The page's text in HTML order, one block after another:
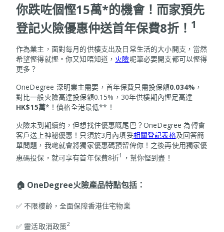
你跌咗個慳15萬*的機會！而家預先
登記火險優惠仲送首年保費8折！ 1
作為業主，面對每月的供樓支出及日常生活的大小開支，當然
希望慳得就慳。你又知唔知道， 火險呢筆必要開支都可以慳得
更多？
OneDegree 深明業主需要，首年保費只需投保額0.034% ，
對比一般火險高達投保額0.15%，30年供樓期內慳足高達
HK$15萬*！價格全港最低**！
火險未到期續約，但想找住優惠嘅尾巴？OneDegree 為轉會
客戶送上神秘優惠！只須於3月內填妥相關登記表格及回答簡
單問題，我哋就會將獨家優惠碼預留俾你！之後再使用獨家優
惠碼投保，就可享有首年保費8折1 ，幫你慳到盡！
🏠 OneDegree火險產品特點包括：
✅ 不限樓齡，全面保障香港住宅物業
✅ 靈活取消政策2